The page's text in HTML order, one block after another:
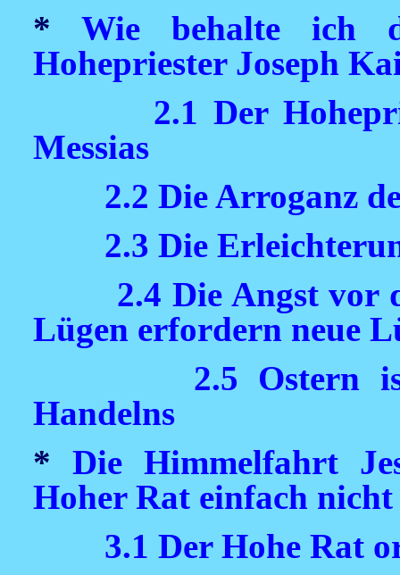
* Wie behalte
Hohepriester Joseph
2.1 Der
Messias
2.2 Die Arroganz
2.3 Die
2.4 Die Angst vor
Lügen erfordern neue
2.5 Ostern
Handelns
* Die Himmelfahrt
Hoher Rat einfach
3.1 Der Hohe Rat